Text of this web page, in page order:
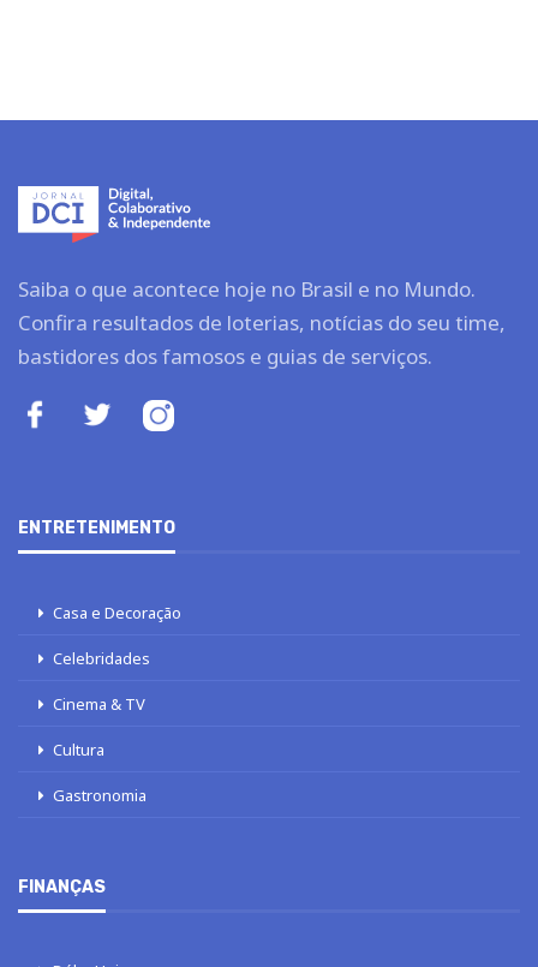
Saiba o que acontece hoje no Brasil e no Mundo.
Confira resultados de loterias, notícias do seu time,
bastidores dos famosos e guias de serviços.
ENTRETENIMENTO
Casa e Decoração
Celebridades
Cinema & TV
Cultura
Gastronomia
FINANÇAS